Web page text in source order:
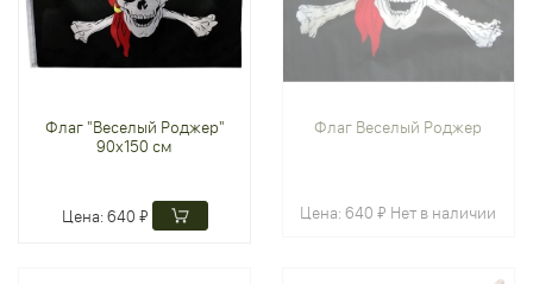
Флаг "Веселый Роджер"
90х150 см
Цена:640 ₽
Флаг Веселый Роджер
Цена:640 ₽ Нет в наличии